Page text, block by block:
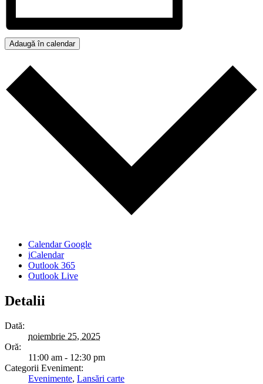
Adaugă în calendar
Calendar Google
iCalendar
Outlook 365
Outlook Live
Detalii
Dată:
noiembrie 25, 2025
Oră:
11:00 am - 12:30 pm
Categorii Eveniment:
Evenimente, Lansări carte